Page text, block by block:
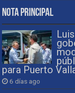
Nota Principal
para Puerto
6 días ago